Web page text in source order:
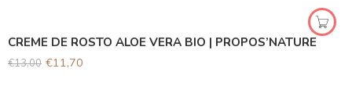
CREME DE ROSTO ALOE VERA BIO | PROPOS’NATURE
€13,00 €11,70